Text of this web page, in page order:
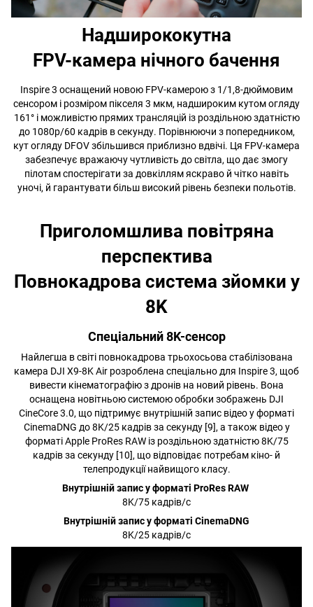
Надширококутна
FPV-камера нічного бачення
Inspire 3 оснащений новою FPV-камерою з 1/1,8-дюймовим
сенсором і розміром пікселя 3 мкм, надшироким кутом огляду
161° і можливістю прямих трансляцій із роздільною здатністю
до 1080p/60 кадрів в секунду. Порівнюючи з попередником,
кут огляду DFOV збільшився приблизно вдвічі. Ця FPV-камера
забезпечує вражаючу чутливість до світла, що дає змогу
пілотам спостерігати за довкіллям яскраво й чітко навіть
уночі, й гарантувати більш високий рівень безпеки польотів.
Приголомшлива повітряна
перспектива
Повнокадрова система зйомки у
8K
Спеціальний 8K-сенсор
Найлегша в світі повнокадрова трьохосьова стабілізована
камера DJI X9-8K Air розроблена спеціально для Inspire 3, щоб
вивести кінематографію з дронів на новий рівень. Вона
оснащена новітньою системою обробки зображень DJI
CineCore 3.0, що підтримує внутрішній запис відео у форматі
CinemaDNG до 8K/25 кадрів за секунду [9], а також відео у
форматі Apple ProRes RAW із роздільною здатністю 8K/75
кадрів за секунду [10], що відповідає потребам кіно- й
телепродукції найвищого класу.
Внутрішній запис у форматі ProRes RAW
8K/75 кадрів/с
Внутрішній запис у форматі CinemaDNG
8K/25 кадрів/с